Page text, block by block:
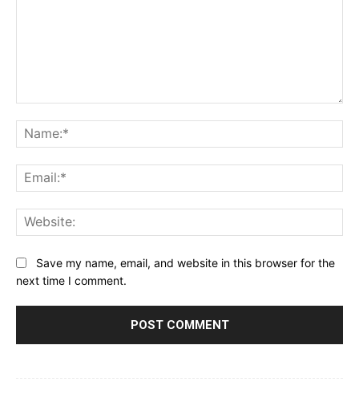
Save my name, email, and website in this browser for the
next time I comment.